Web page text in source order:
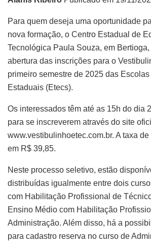
Para quem deseja uma oportunidade
nova formação, o Centro Estadual de
Tecnológica Paula Souza, em
abertura das inscrições para o
primeiro semestre de 2025 das
Estaduais (Etecs).
Os interessados têm até as 15h do dia
para se inscreverem através do site
www.vestibulinhoetec.com.br. A taxa
em R$ 39,85.
Neste processo seletivo, estão
distribuídas igualmente entre dois
com Habilitação Profissional de
Ensino Médio com Habilitação
Administração. Além disso, há a
para cadastro reserva no curso de